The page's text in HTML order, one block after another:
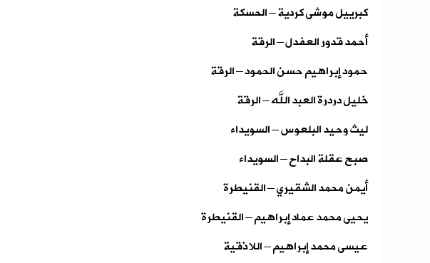
كبرييل موشى كردية – الحسكة
أحمد قدور العفدل – الرقة
حمود إبراهيم حسن الحمود – الرقة
خليل دردرة العبد الله – الرقة
ليث وحيد البلعوس – السويداء
صبح عقلة البداح – السويداء
أيمن محمد الشقيري – القنيطرة
يحيى محمد عماد إبراهيم – القنيطرة
عيسى محمد إبراهيم – اللاذقية